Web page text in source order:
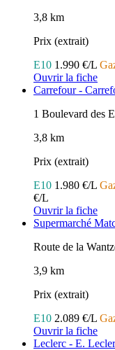
3,8 km
Prix (extrait)
E10 1.990 €/L
Ouvrir la fiche
Carrefour -
1 Boulevard des
3,8 km
Prix (extrait)
E10 1.980 €/L
€/L
Ouvrir la fiche
Supermarché
Route de la
3,9 km
Prix (extrait)
E10 2.089 €/L
Ouvrir la fiche
Leclerc - E.